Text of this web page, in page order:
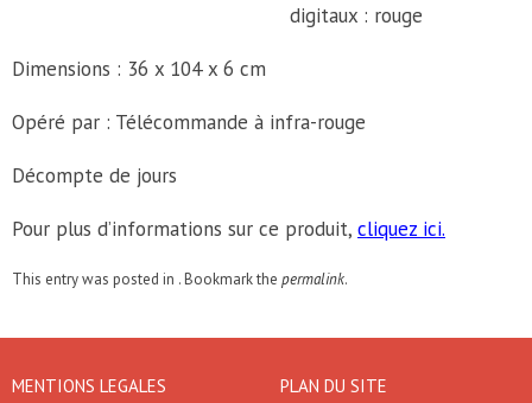
digitaux : rouge
Dimensions : 36 x 104 x 6 cm
Opéré par : Télécommande à infra-rouge
Décompte de jours
Pour plus d’informations sur ce produit, cliquez ici.
This entry was posted in . Bookmark the permalink.
MENTIONS LEGALES PLAN DU SITE